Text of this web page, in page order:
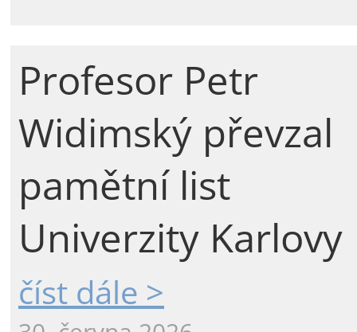
Profesor Petr
Widimský převzal
pamětní list
Univerzity Karlovy
číst dále >